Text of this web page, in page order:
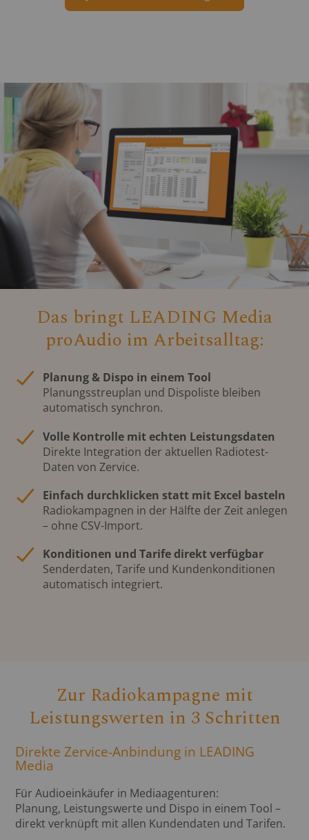
Das bringt LEADING Media
proAudio im Arbeitsalltag:
Planung & Dispo in einem Tool
Planungsstreuplan und Dispoliste bleiben
automatisch synchron.
Volle Kontrolle mit echten Leistungsdaten
Direkte Integration der aktuellen Radiotest-
Daten von Zervice.
Einfach durchklicken statt mit Excel basteln
Radiokampagnen in der Hälfte der Zeit anlegen
– ohne CSV-Import.
Konditionen und Tarife direkt verfügbar
Senderdaten, Tarife und Kundenkonditionen
automatisch integriert.
Zur Radiokampagne mit
Leistungswerten in 3 Schritten
Direkte Zervice-Anbindung in LEADING
Media
Für Audioeinkäufer in Mediaagenturen:
Planung, Leistungswerte und Dispo in einem Tool –
direkt verknüpft mit allen Kundendaten und Tarifen.